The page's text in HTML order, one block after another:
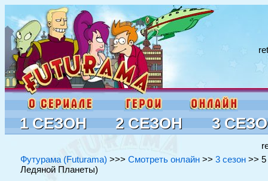
1 СЕЗОН 2 СЕЗОН 3
Футурама (Futurama) >>> Смотреть онлайн >> 3 сезон >> 5
Ледяной Планеты)